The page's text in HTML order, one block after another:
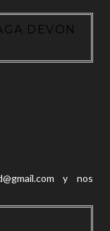
DEVON
y nos